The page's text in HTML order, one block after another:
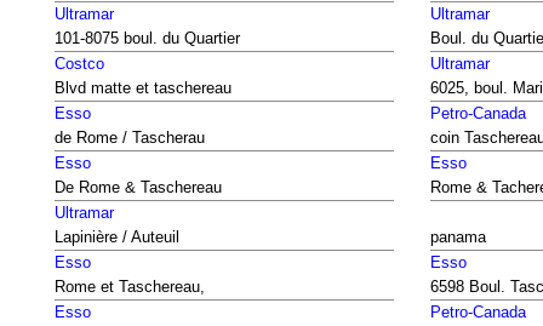
Ultramar
101-8075 boul. du Quartier
Ultramar
Boul. du
Costco
Blvd matte et taschereau
Ultramar
6025, boul.
Esso
de Rome / Tascherau
Petro-Canada
coin
Esso
De Rome & Taschereau
Esso
Rome &
Ultramar
Lapinière / Auteuil
panama
Esso
Rome et Taschereau,
Esso
6598 Boul.
Esso
Petro-Canada